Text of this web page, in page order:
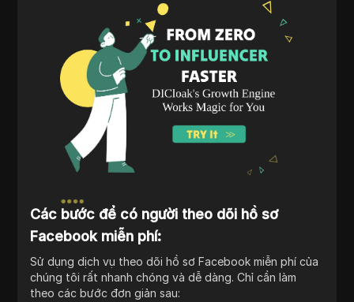
Các bước để có người theo dõi hồ sơ
Facebook miễn phí:
Sử dụng dịch vụ theo dõi hồ sơ Facebook miễn phí của
chúng tôi rất nhanh chóng và dễ dàng. Chỉ cần làm
theo các bước đơn giản sau: